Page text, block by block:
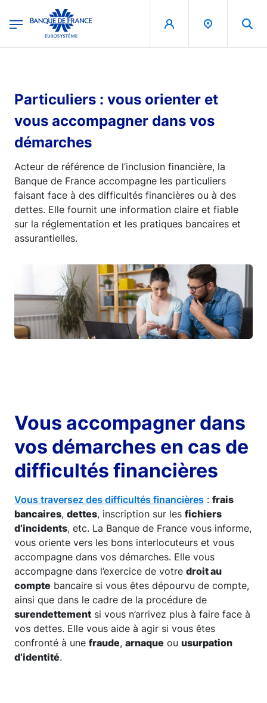
Banque de France - Menu Principal
Particuliers : vous orienter et
vous accompagner dans vos
démarches
Acteur de référence de l’inclusion financière, la
Banque de France accompagne les particuliers
faisant face à des difficultés financières ou à des
dettes. Elle fournit une information claire et fiable
sur la réglementation et les pratiques bancaires et
assurantielles.
Vous accompagner dans
vos démarches en cas de
difficultés financières
Vous traversez des difficultés financières : frais
bancaires, dettes, inscription sur les fichiers
d’incidents, etc. La Banque de France vous informe,
vous oriente vers les bons interlocuteurs et vous
accompagne dans vos démarches. Elle vous
accompagne dans l’exercice de votre droit au
compte bancaire si vous êtes dépourvu de compte,
ainsi que dans le cadre de la procédure de
surendettement si vous n’arrivez plus à faire face à
vos dettes. Elle vous aide à agir si vous êtes
confronté à une fraude, arnaque ou usurpation
d’identité.